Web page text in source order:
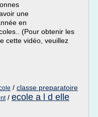
une
en
(Pour obtenir les
cette vidéo, veuillez
/ classe preparatoire
/ ecole a l d elle